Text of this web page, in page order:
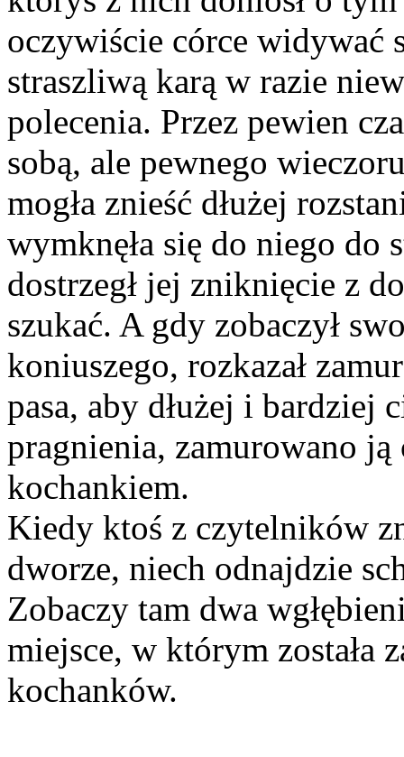
oczywiście córce widywać
straszliwą karą w razie
polecenia. Przez pewien
sobą, ale pewnego
mogła znieść dłużej
wymknęła się do niego do
dostrzegł jej zniknięcie z
szukać. A gdy zobaczył
koniuszego, rozkazał
pasa, aby dłużej i bardziej
pragnienia, zamurowano
kochankiem.
Kiedy ktoś z czytelników
dworze, niech odnajdzie
Zobaczy tam dwa
miejsce, w którym została
kochanków.